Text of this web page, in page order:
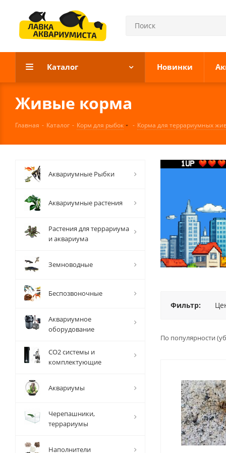
Каталог Новинки
Живые корма
Главная - Каталог - Корм для рыбок - Корма для террариумных
Фильтр:
По популярности
Аквариумные Рыбки
Аквариумные растения
Растения для террариума
и аквариума
Земноводные
Беспозвоночные
Аквариумное
оборудование
СО2 системы и
комплектующие
Аквариумы
Черепашники,
террариумы
Наполнители